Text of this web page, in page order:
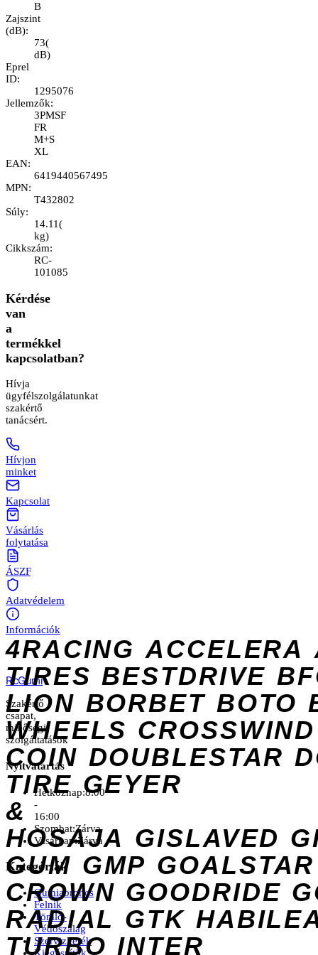
B
Zajszint
(dB):
73(
dB)
Eprel
ID:
1295076
Jellemzők:
3PMSF
FR
M+S
XL
EAN:
6419440567495
MPN:
T432802
Súly:
14.11(
kg)
Cikkszám:
RC-
101085
Kérdése
van
a
termékkel
kapcsolatban?
Hívja
ügyfélszolgálatunkat
szakértő
tanácsért.
Hívjon
minket
Kapcsolat
Vásárlás
folytatása
ÁSZF
Adatvédelem
Információk
4RACING ACCELERA
TIRES BESTDRIVE
LION BORBET BOTO
WHEELS CROSSWIND
COIN DOUBLESTAR
TIRE GEYER
&
HOSAJA GISLAVED
GUM GMP GOALSTAR
CROWN GOODRIDE
RADIAL GTK
TURBO INTER
RcGumi
Szakértő
csapat,
minőségi
szolgáltatások
Nyitvatartás
Hétköznap:8:00
-
16:00
Szombat:Zárva
Vasárnap:Zárva
Kategóriák
Gumiabroncs
Felnik
Tömlő-
Védőszalag
Szervizkerék
Kiegészítők